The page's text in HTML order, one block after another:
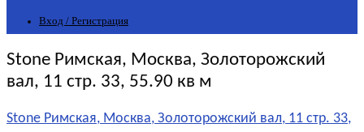
Вход / Регистрация
Stone Римская, Москва, Золоторожский
вал, 11 стр. 33, 55.90 кв м
Stone Римская, Москва, Золоторожский вал, 11 стр. 33,